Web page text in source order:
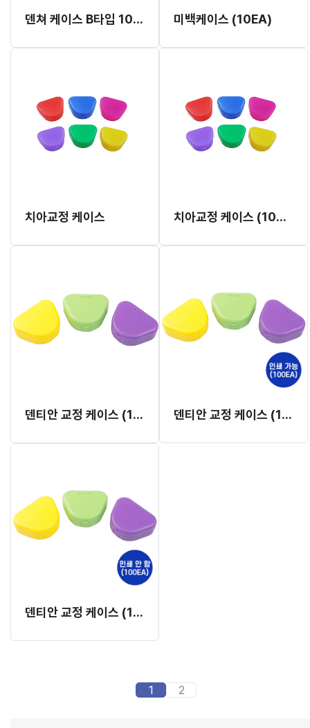
덴쳐 케이스 B타입 100EA 인쇄가능 미백케이스 (10EA)
치아교정 케이스 치아교정 케이스 (100개) 인쇄가능
덴티안 교정 케이스 (100EA) 인쇄가능 덴티안 교정 케이스 (100EA, 인쇄 가능)
덴티안 교정 케이스 (100EA, 인쇄 안함)
1 2